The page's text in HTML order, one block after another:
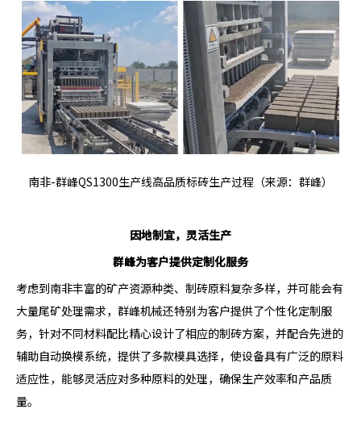
南非-群峰QS1300生产线高品质标砖生产过程（来源：群峰）
因地制宜，灵活生产
群峰为客户提供定制化服务
考虑到南非丰富的矿产资源种类、制砖原料复杂多样，并可能会有
大量尾矿处理需求，群峰机械还特别为客户提供了个性化定制服
务，针对不同材料配比精心设计了相应的制砖方案，并配合先进的
辅助自动换模系统，提供了多款模具选择，使设备具有广泛的原料
适应性，能够灵活应对多种原料的处理，确保生产效率和产品质
量。